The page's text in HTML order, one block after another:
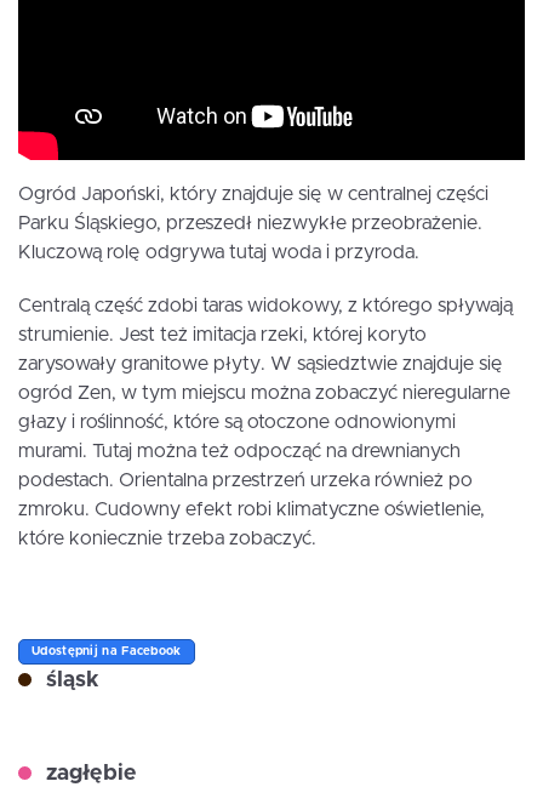
Ogród Japoński, który znajduje się w centralnej części
Parku Śląskiego, przeszedł niezwykłe przeobrażenie.
Kluczową rolę odgrywa tutaj woda i przyroda.
Centralą część zdobi taras widokowy, z którego spływają
strumienie. Jest też imitacja rzeki, której koryto
zarysowały granitowe płyty. W sąsiedztwie znajduje się
ogród Zen, w tym miejscu można zobaczyć nieregularne
głazy i roślinność, które są otoczone odnowionymi
murami. Tutaj można też odpocząć na drewnianych
podestach. Orientalna przestrzeń urzeka również po
zmroku. Cudowny efekt robi klimatyczne oświetlenie,
które koniecznie trzeba zobaczyć.
Udostępnij na Facebook
śląsk
zagłębie